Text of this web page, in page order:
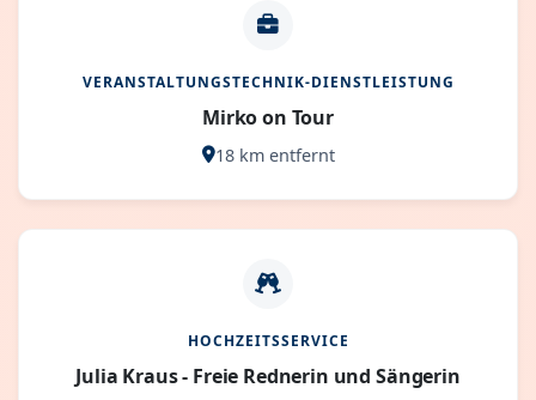
VERANSTALTUNGSTECHNIK-DIENSTLEISTUNG
Mirko on Tour
18 km entfernt
HOCHZEITSSERVICE
Julia Kraus - Freie Rednerin und Sängerin